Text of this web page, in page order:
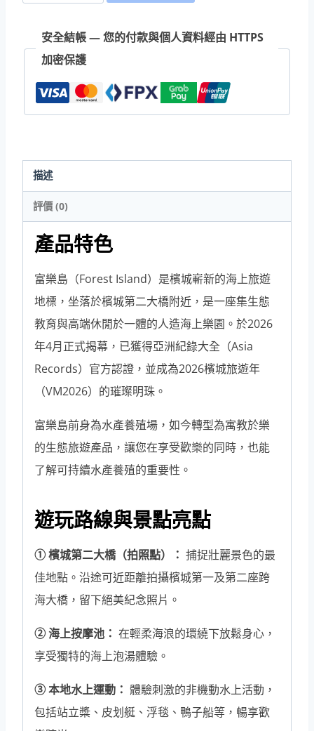
城
富
樂
｜
遊
艇
海
上
派
對
＆
海
鮮
自
助
｜
水
上
動
歡
樂
遊
檳
城
最
新
海
安全結帳 — 您的付款與個人資料經由 HTTPS
加密保護
描述
評價 (0)
產品特色
富樂島（Forest Island）是檳城嶄新的海上旅遊
地標，坐落於檳城第二大橋附近，是一座集生態
教育與高端休閒於一體的人造海上樂園。於2026
年4月正式揭幕，已獲得亞洲紀錄大全（Asia
Records）官方認證，並成為2026檳城旅遊年
（VM2026）的璀璨明珠。
富樂島前身為水產養殖場，如今轉型為寓教於樂
的生態旅遊產品，讓您在享受歡樂的同時，也能
了解可持續水產養殖的重要性。
遊玩路線與景點亮點
① 檳城第二大橋（拍照點）： 捕捉壯麗景色的最
佳地點。沿途可近距離拍攝檳城第一及第二座跨
海大橋，留下絕美紀念照片。
② 海上按摩池： 在輕柔海浪的環繞下放鬆身心，
享受獨特的海上泡湯體驗。
③ 本地水上運動： 體驗刺激的非機動水上活動，
包括站立槳、皮划艇、浮毯、鴨子船等，暢享歡